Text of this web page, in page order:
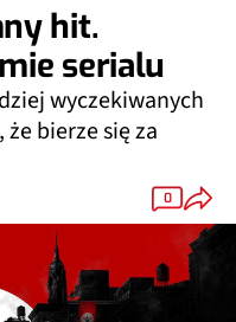
hit.
serialu
wyczekiwanych
bierze się za
0